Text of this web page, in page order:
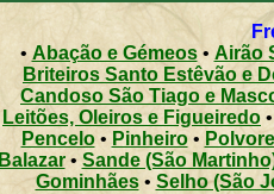
• Abação e Gémeos• Airão
Briteiros Santo Estêvão e
Candoso São Tiago e
Leitões, Oleiros e Figueiredo •
Pencelo• Pinheiro•
Balazar•Sande (São
Gominhães• Selho (São